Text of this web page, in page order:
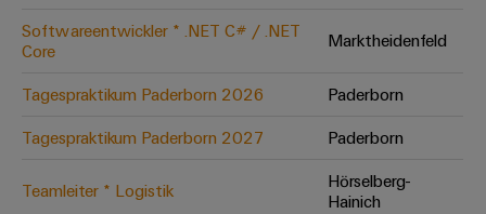
neuen Niveau
schnell
Softwareentwickler * .NET C# / .NET
Core
Marktheidenfeld
Tagespraktikum Paderborn 2026
Paderborn
Tagespraktikum Paderborn 2027
Paderborn
Teamleiter * Logistik
Hörselberg-
Hainich